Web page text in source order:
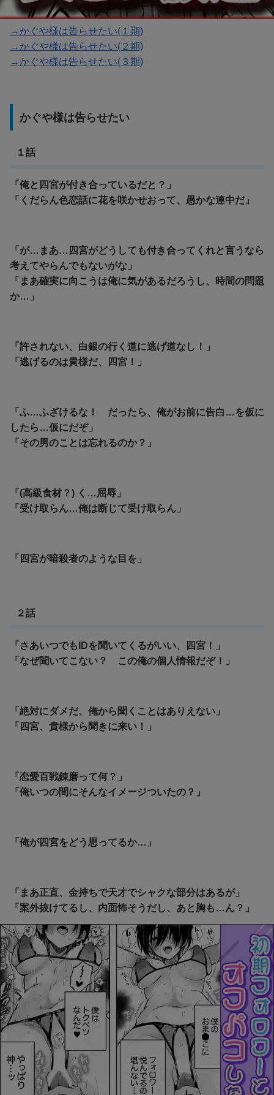
→かぐや様は告らせたい(１期)
→かぐや様は告らせたい(２期)
→かぐや様は告らせたい(３期)
かぐや様は告らせたい
１話
「俺と四宮が付き合っているだと？」
「くだらん色恋話に花を咲かせおって、愚かな連中だ」
「が…まあ…四宮がどうしても付き合ってくれと言うなら
考えてやらんでもないがな」
「まあ確実に向こうは俺に気があるだろうし、時間の問題
か…」
「許されない、白銀の行く道に逃げ道なし！」
「逃げるのは貴様だ、四宮！」
「ふ…ふざけるな！ だったら、俺がお前に告白…を仮に
したら…仮にだぞ」
「その男のことは忘れるのか？」
「(高級食材？) く…屈辱」
「受け取らん…俺は断じて受け取らん」
「四宮が暗殺者のような目を」
２話
「さあいつでもIDを聞いてくるがいい、四宮！」
「なぜ聞いてこない？ この俺の個人情報だぞ！」
「絶対にダメだ、俺から聞くことはありえない」
「四宮、貴様から聞きに来い！」
「恋愛百戦錬磨って何？」
「俺いつの間にそんなイメージついたの？」
「俺が四宮をどう思ってるか…」
「まあ正直、金持ちで天才でシャクな部分はあるが」
「案外抜けてるし、内面怖そうだし、あと胸も…ん？」